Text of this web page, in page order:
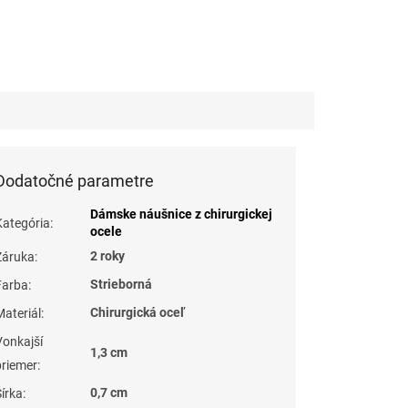
parametre
:
Dámske náušnice z chirurgickej
ocele
:
2 roky
:
Strieborná
:
Chirurgická oceľ
:
1,3 cm
: 0,7 cm